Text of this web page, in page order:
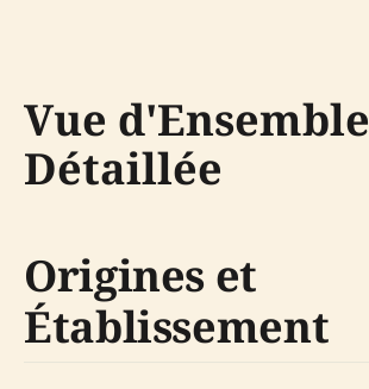
Vue d'Ensemble
Détaillée
Origines et
Établissement